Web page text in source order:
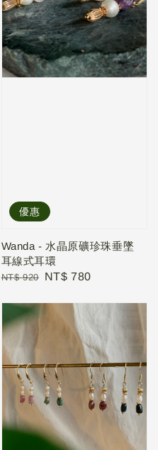
優惠
Wanda - 水晶原礦珍珠垂墜
耳線式耳環
Regular
NT$ 920
Sale
NT$ 780